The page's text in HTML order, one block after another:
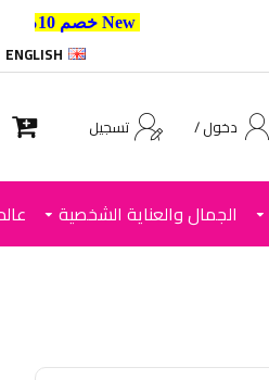
ENGLISH
دخول / تسجيل
الجمال والعناية الشخصية